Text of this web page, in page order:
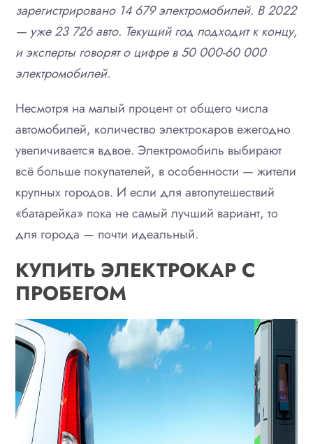
зарегистрировано 14 679 электромобилей. В 2022
— уже 23 726 авто. Текущий год подходит к концу,
и эксперты говорят о цифре в 50 000-60 000
электромобилей.
Несмотря на малый процент от общего числа
автомобилей, количество электрокаров ежегодно
увеличивается вдвое. Электромобиль выбирают
всё больше покупателей, в особенности — жители
крупных городов. И если для автопутешествий
«батарейка» пока не самый лучший вариант, то
для города — почти идеальный.
КУПИТЬ ЭЛЕКТРОКАР С
ПРОБЕГОМ